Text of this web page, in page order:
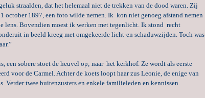
straalden, dat het helemaal niet de trekken van de dood waren. Zij
october 1897, een foto wilde nemen. Ik kon niet genoeg afstand nemen
lens. Bovendien moest ik werken met tegenlicht. Ik stond recht
in beeld kreeg met omgekeerde licht-en schaduwzijden. Toch was
een sobere stoet de heuvel op; naar het kerkhof. Ze wordt als eerste
voor de Carmel. Achter de koets loopt haar zus Leonie, de enige van
Verder twee buitenzusters en enkele familieleden en kennissen.